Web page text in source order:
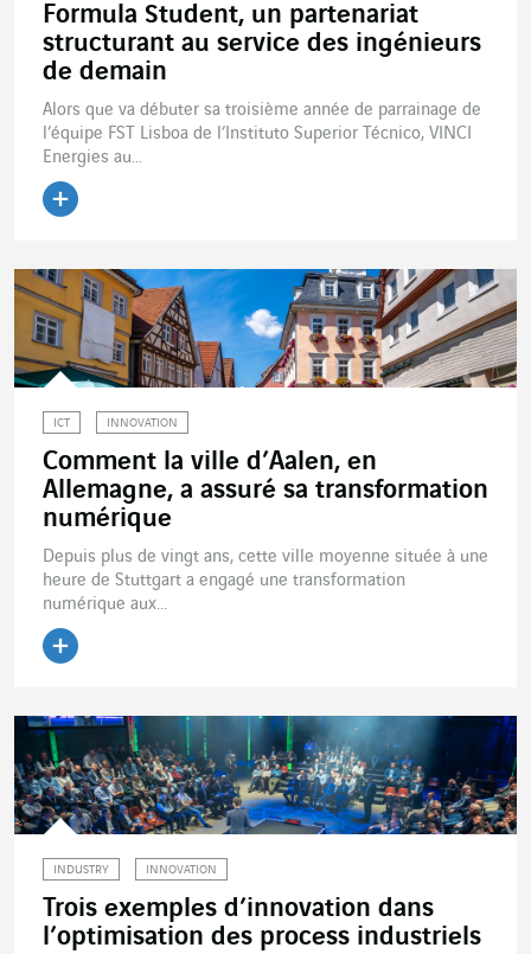
Formula Student, un partenariat
structurant au service des ingénieurs
de demain
Alors que va débuter sa troisième année de parrainage de
l’équipe FST Lisboa de l’Instituto Superior Técnico, VINCI
Energies au...
ICT INNOVATION
Comment la ville d’Aalen, en
Allemagne, a assuré sa transformation
numérique
Depuis plus de vingt ans, cette ville moyenne située à une
heure de Stuttgart a engagé une transformation
numérique aux...
INDUSTRY INNOVATION
Trois exemples d’innovation dans
l’optimisation des process industriels